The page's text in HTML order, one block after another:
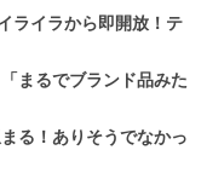
ライラから即開放！テ
まるでブランド品みた
る！ありそうでなかっ